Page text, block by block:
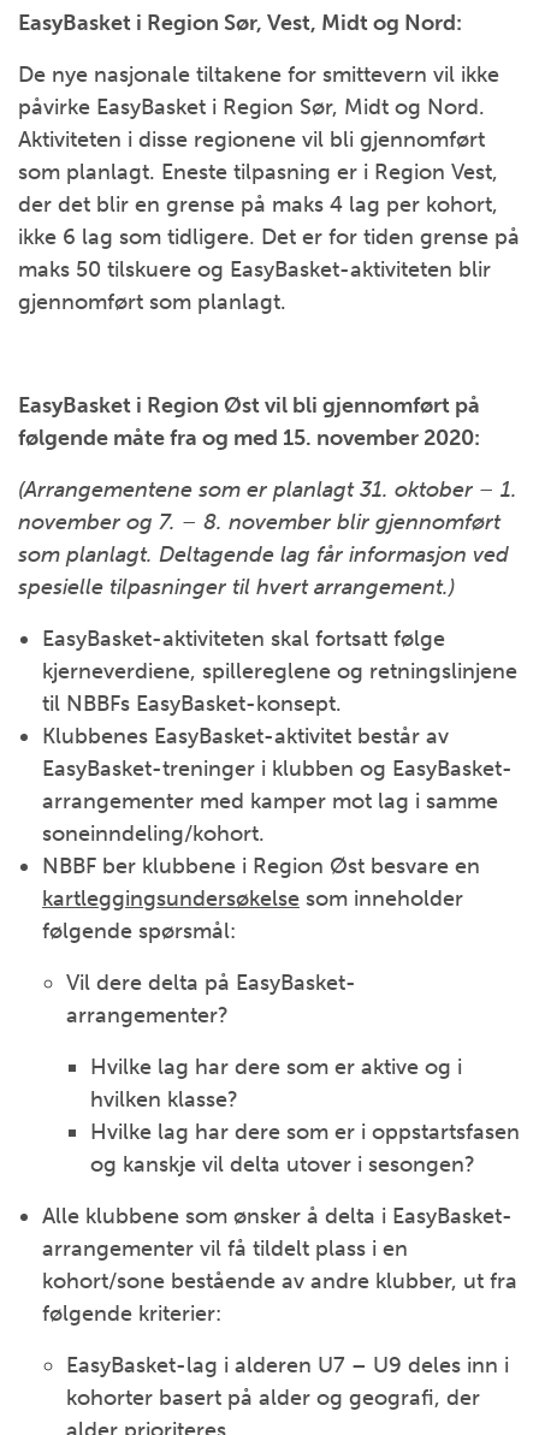
EasyBasket i Region Sør, Vest, Midt og Nord:
De nye nasjonale tiltakene for smittevern vil ikke
påvirke EasyBasket i Region Sør, Midt og Nord.
Aktiviteten i disse regionene vil bli gjennomført
som planlagt. Eneste tilpasning er i Region Vest,
der det blir en grense på maks 4 lag per kohort,
ikke 6 lag som tidligere. Det er for tiden grense på
maks 50 tilskuere og EasyBasket-aktiviteten blir
gjennomført som planlagt.
EasyBasket i Region Øst vil bli gjennomført på
følgende måte fra og med 15. november 2020:
(Arrangementene som er planlagt 31. oktober – 1.
november og 7. – 8. november blir gjennomført
som planlagt. Deltagende lag får informasjon ved
spesielle tilpasninger til hvert arrangement.)
EasyBasket-aktiviteten skal fortsatt følge
kjerneverdiene, spillereglene og retningslinjene
til NBBFs EasyBasket-konsept.
Klubbenes EasyBasket-aktivitet består av
EasyBasket-treninger i klubben og EasyBasket-
arrangementer med kamper mot lag i samme
soneinndeling/kohort.
NBBF ber klubbene i Region Øst besvare en
kartleggingsundersøkelse som inneholder
følgende spørsmål:
Vil dere delta på EasyBasket-
arrangementer?
Hvilke lag har dere som er aktive og i
hvilken klasse?
Hvilke lag har dere som er i oppstartsfasen
og kanskje vil delta utover i sesongen?
Alle klubbene som ønsker å delta i EasyBasket-
arrangementer vil få tildelt plass i en
kohort/sone bestående av andre klubber, ut fra
følgende kriterier:
EasyBasket-lag i alderen U7 – U9 deles inn i
kohorter basert på alder og geografi, der